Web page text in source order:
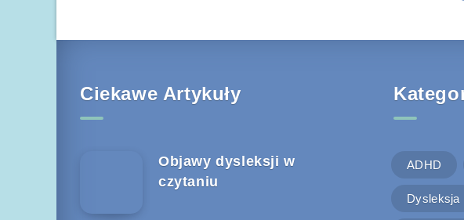
Ciekawe Artykuły
Objawy dysleksji w
czytaniu
ADHD
Dysleksja